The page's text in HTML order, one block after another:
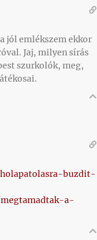
jól emlékszem ekkor
Jaj, milyen sírás
szurkolók, meg,
buzdit-
a-